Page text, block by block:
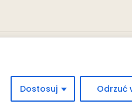
Dostosuj Odrzuć